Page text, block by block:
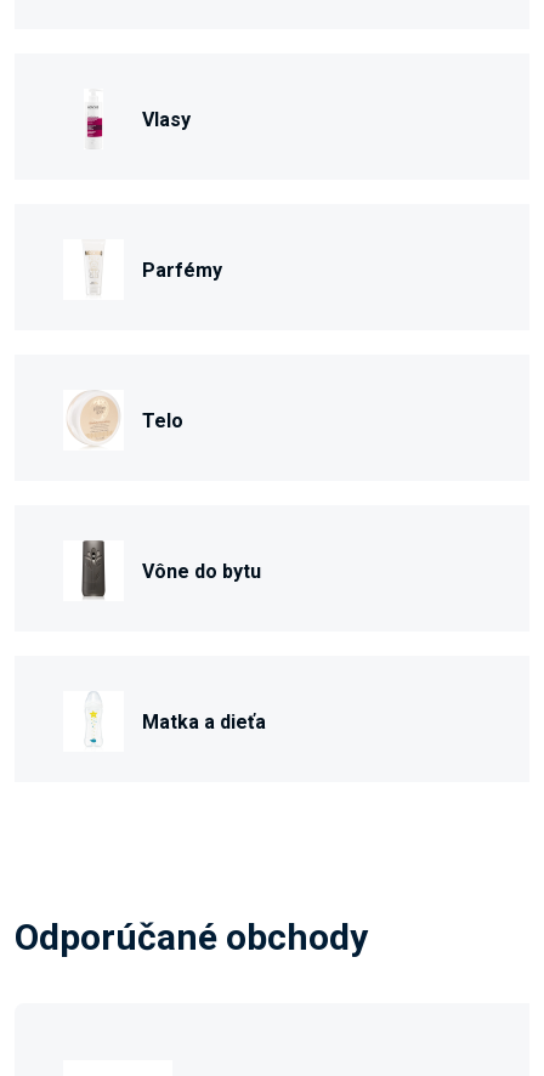
Vlasy
Parfémy
Telo
Vône do bytu
Matka a dieťa
Odporúčané obchody